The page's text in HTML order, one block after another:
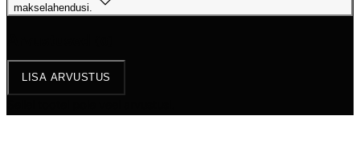
makselahendusi.
LISA ARVUSTUS